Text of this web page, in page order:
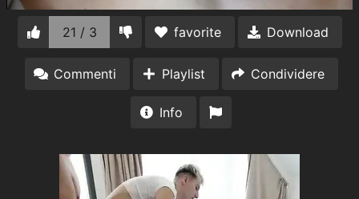
21 / 3 favorite Download
Commenti Playlist Condividere
Info